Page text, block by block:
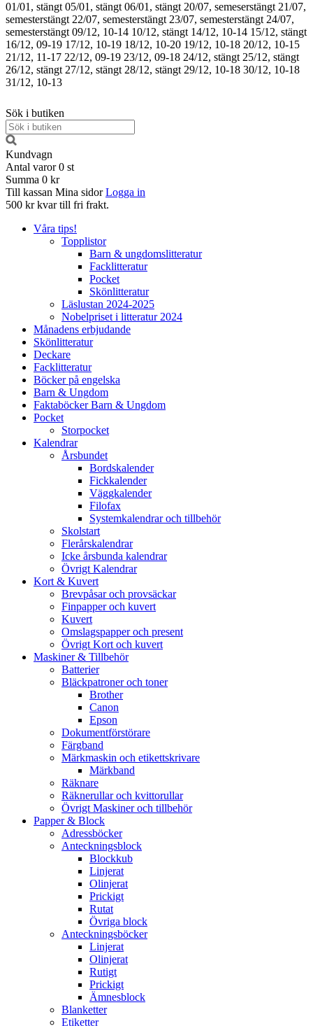
01/01, stängt 05/01, stängt 06/01, stängt 20/07, semeserstängt 21/07,
semesterstängt 22/07, semesterstängt 23/07, semesterstängt 24/07,
semesterstängt 09/12, 10-14 10/12, stängt 14/12, 10-14 15/12, stängt
16/12, 09-19 17/12, 10-19 18/12, 10-20 19/12, 10-18 20/12, 10-15
21/12, 11-17 22/12, 09-19 23/12, 09-18 24/12, stängt 25/12, stängt
26/12, stängt 27/12, stängt 28/12, stängt 29/12, 10-18 30/12, 10-18
31/12, 10-13
Sök i butiken
Kundvagn
Antal varor 0 st
Summa 0 kr
Till kassan Mina sidor Logga in
500 kr kvar till fri frakt.
Våra tips!
Topplistor
Barn & ungdomslitteratur
Facklitteratur
Pocket
Skönlitteratur
Läslustan 2024-2025
Nobelpriset i litteratur 2024
Månadens erbjudande
Skönlitteratur
Deckare
Facklitteratur
Böcker på engelska
Barn & Ungdom
Faktaböcker Barn & Ungdom
Pocket
Storpocket
Kalendrar
Årsbundet
Bordskalender
Fickkalender
Väggkalender
Filofax
Systemkalendrar och tillbehör
Skolstart
Flerårskalendrar
Icke årsbunda kalendrar
Övrigt Kalendrar
Kort & Kuvert
Brevpåsar och provsäckar
Finpapper och kuvert
Kuvert
Omslagspapper och present
Övrigt Kort och kuvert
Maskiner & Tillbehör
Batterier
Bläckpatroner och toner
Brother
Canon
Epson
Dokumentförstörare
Färgband
Märkmaskin och etikettskrivare
Märkband
Räknare
Räknerullar och kvittorullar
Övrigt Maskiner och tillbehör
Papper & Block
Adressböcker
Anteckningsblock
Blockkub
Linjerat
Olinjerat
Prickigt
Rutat
Övriga block
Anteckningsböcker
Linjerat
Olinjerat
Rutigt
Prickigt
Ämnesblock
Blanketter
Etiketter